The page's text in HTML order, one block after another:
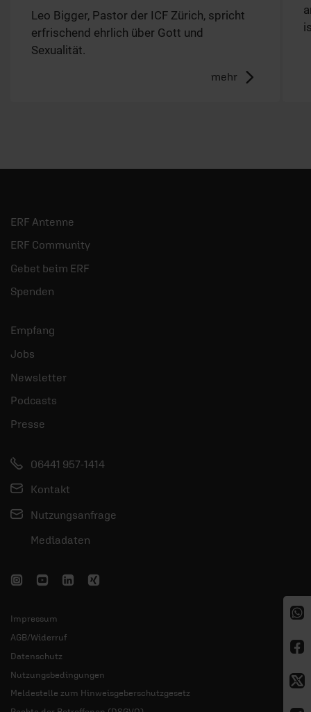
Leo Bigger, Pastor der ICF Zürich, spricht
erfrischend ehrlich über Gott und
Sexualität.
mehr
ERF Antenne
ERF Community
Gebet beim ERF
Spenden
Empfang
Jobs
Newsletter
Podcasts
Presse
06441 957-1414
Kontakt
Nutzungsanfrage
Mediadaten
Impressum
AGB/Widerruf
Datenschutz
Nutzungsbedingungen
Meldestelle zum Hinweisgeberschutzgesetz